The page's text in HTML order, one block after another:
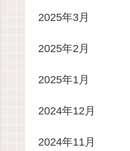
2025年3月
2025年2月
2025年1月
2024年12月
2024年11月